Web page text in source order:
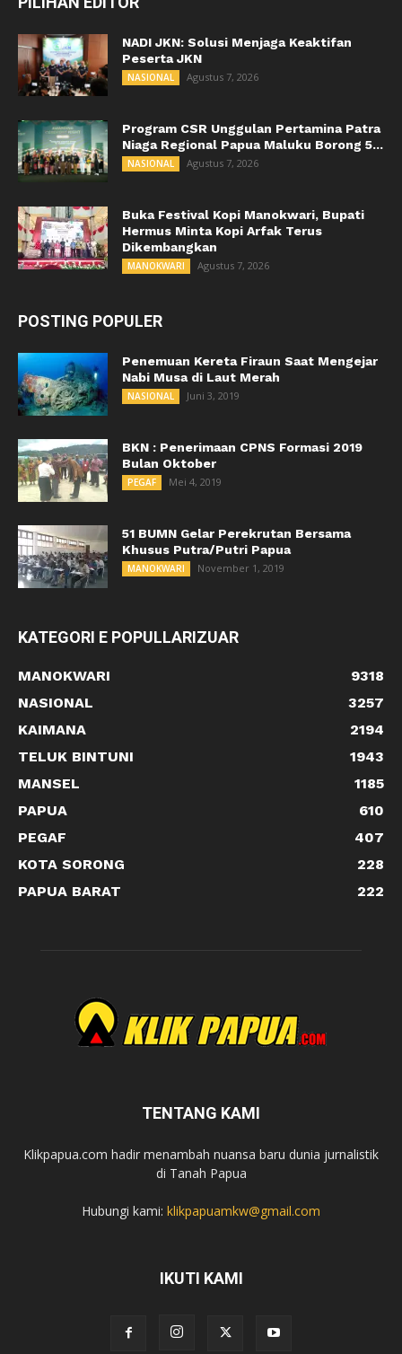
NADI JKN: Solusi Menjaga Keaktifan
Peserta JKN
NASIONAL Agustus 7, 2026
Program CSR Unggulan Pertamina Patra
Niaga Regional Papua Maluku Borong 5...
NASIONAL Agustus 7, 2026
Buka Festival Kopi Manokwari, Bupati
Hermus Minta Kopi Arfak Terus
Dikembangkan
MANOKWARI Agustus 7, 2026
POSTING POPULER
Penemuan Kereta Firaun Saat Mengejar
Nabi Musa di Laut Merah
NASIONAL Juni 3, 2019
BKN : Penerimaan CPNS Formasi 2019
Bulan Oktober
PEGAF Mei 4, 2019
51 BUMN Gelar Perekrutan Bersama
Khusus Putra/Putri Papua
MANOKWARI November 1, 2019
KATEGORI E POPULLARIZUAR
MANOKWARI
9318
NASIONAL
3257
KAIMANA
2194
TELUK BINTUNI
1943
MANSEL
1185
PAPUA
610
PEGAF
407
KOTA SORONG
228
PAPUA BARAT
222
TENTANG KAMI
Klikpapua.com hadir menambah nuansa baru dunia jurnalistik
di Tanah Papua
Hubungi kami: klikpapuamkw@gmail.com
IKUTI KAMI